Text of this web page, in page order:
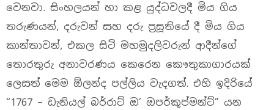
වෙනවා. සිංහලයන් හා කළ යුද්ධවලදී මිය ගිය
තරුණයන්, දරුවන් සහ දරු ප්‍රසූතියේ දී මිය ගිය
කාන්තාවන්, එකල සිටි මහමුදලිවරුන් ආදීන්ගේ
තොරතුරු අනාවරණය කෙරෙන කෞතුකාගාරයක්‌
ලෙසත් මෙම ඕලන්ද පල්ලිය වැදගත්. එහි ඉදිරියේ
“1767 – ඩැනියල් බර්රාට්‌ ඔ’ ඔපර්කූප්මන්ට්‌” යන